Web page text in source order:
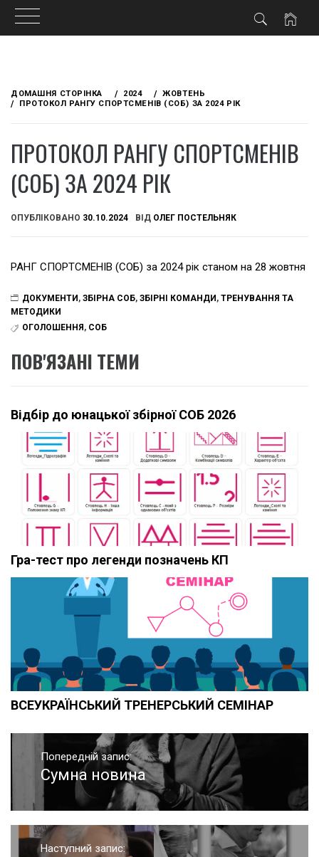
content
ДОМАШНЯ СТОРІНКА 2024
ЖОВТЕНЬ
ПРОТОКОЛ РАНГУ СПОРТСМЕНІВ (СОБ) ЗА 2024 РІК
ПРОТОКОЛ РАНГУ СПОРТСМЕНІВ
(СОБ) ЗА 2024 РІК
ОПУБЛІКОВАНО 30.10.2024 ВІД ОЛЕГ ПОСТЕЛЬНЯК
РАНГ СПОРТСМЕНІВ (СОБ) за 2024 рік станом на 28 жовтня
ДОКУМЕНТИ, ЗБІРНА СОБ, ЗБІРНІ КОМАНДИ, ТРЕНУВАННЯ ТА
МЕТОДИКИ
ОГОЛОШЕННЯ , СОБ
ПОВ'ЯЗАНІ ТЕМИ
Відбір до юнацької збірної СОБ 2026
Гра-тест про легенди позначень КП
ВСЕУКРАЇНСЬКИЙ ТРЕНЕРСЬКИЙ СЕМІНАР
Навігація
записів
Попередній запис:
Попередній
Сумна новина
Наступний запис: